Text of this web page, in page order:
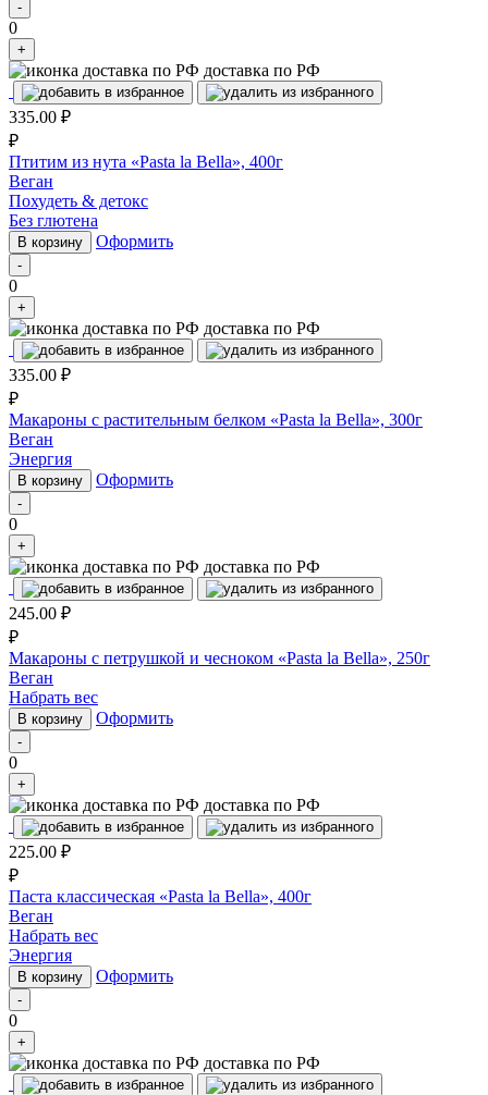
-
0
+
доставка по РФ
335.00 ₽
₽
Птитим из нута «Pasta la Bella», 400г
Веган
Похудеть & детокс
Без глютена
В корзину Оформить
-
0
+
доставка по РФ
335.00 ₽
₽
Макароны с растительным белком «Pasta la Bella», 300г
Веган
Энергия
В корзину Оформить
-
0
+
доставка по РФ
245.00 ₽
₽
Макароны с петрушкой и чесноком «Pasta la Bella», 250г
Веган
Набрать вес
В корзину Оформить
-
0
+
доставка по РФ
225.00 ₽
₽
Паста классическая «Pasta la Bella», 400г
Веган
Набрать вес
Энергия
В корзину Оформить
-
0
+
доставка по РФ